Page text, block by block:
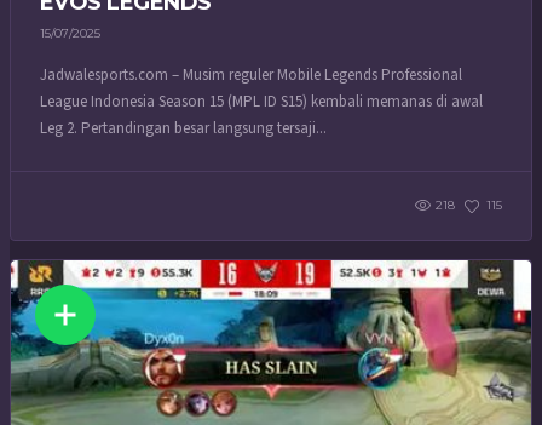
15/07/2025
Jadwalesports.com – Musim reguler Mobile Legends Professional
League Indonesia Season 15 (MPL ID S15) kembali memanas di awal
Leg 2. Pertandingan besar langsung tersaji...
218 115